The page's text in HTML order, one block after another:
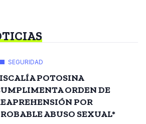
SEGURIDAD
POTOSINA
ORDEN DE
POR
ABUSO SEXUAL*